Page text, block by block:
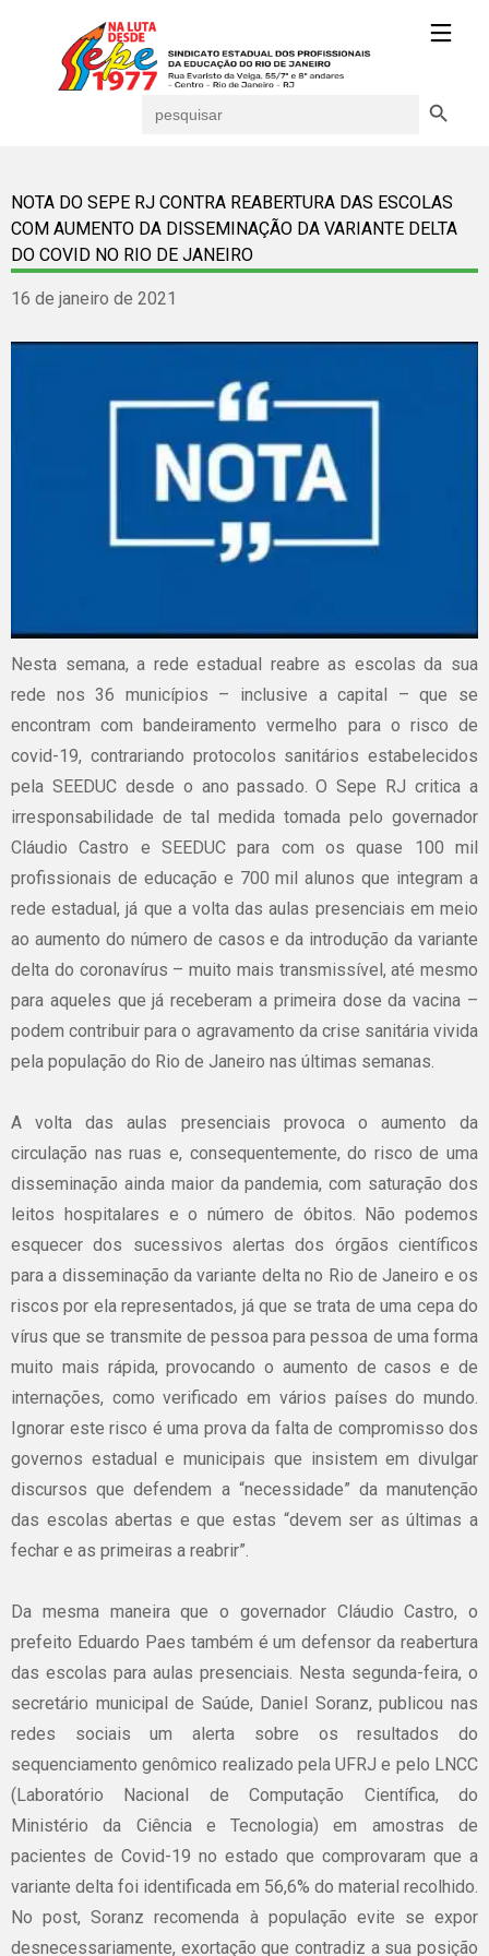
for:
NOTA DO SEPE RJ CONTRA REABERTURA DAS ESCOLAS
COM AUMENTO DA DISSEMINAÇÃO DA VARIANTE DELTA
DO COVID NO RIO DE JANEIRO
16 de janeiro de 2021
Nesta semana, a rede estadual reabre as escolas da sua
rede nos 36 municípios – inclusive a capital – que se
encontram com bandeiramento vermelho para o risco de
covid-19, contrariando protocolos sanitários estabelecidos
pela SEEDUC desde o ano passado. O Sepe RJ critica a
irresponsabilidade de tal medida tomada pelo governador
Cláudio Castro e SEEDUC para com os quase 100 mil
profissionais de educação e 700 mil alunos que integram a
rede estadual, já que a volta das aulas presenciais em meio
ao aumento do número de casos e da introdução da variante
delta do coronavírus – muito mais transmissível, até mesmo
para aqueles que já receberam a primeira dose da vacina –
podem contribuir para o agravamento da crise sanitária vivida
pela população do Rio de Janeiro nas últimas semanas.
A volta das aulas presenciais provoca o aumento da
circulação nas ruas e, consequentemente, do risco de uma
disseminação ainda maior da pandemia, com saturação dos
leitos hospitalares e o número de óbitos. Não podemos
esquecer dos sucessivos alertas dos órgãos científicos
para a disseminação da variante delta no Rio de Janeiro e os
riscos por ela representados, já que se trata de uma cepa do
vírus que se transmite de pessoa para pessoa de uma forma
muito mais rápida, provocando o aumento de casos e de
internações, como verificado em vários países do mundo.
Ignorar este risco é uma prova da falta de compromisso dos
governos estadual e municipais que insistem em divulgar
discursos que defendem a “necessidade” da manutenção
das escolas abertas e que estas “devem ser as últimas a
fechar e as primeiras a reabrir”.
Da mesma maneira que o governador Cláudio Castro, o
prefeito Eduardo Paes também é um defensor da reabertura
das escolas para aulas presenciais. Nesta segunda-feira, o
secretário municipal de Saúde, Daniel Soranz, publicou nas
redes sociais um alerta sobre os resultados do
sequenciamento genômico realizado pela UFRJ e pelo LNCC
(Laboratório Nacional de Computação Científica, do
Ministério da Ciência e Tecnologia) em amostras de
pacientes de Covid-19 no estado que comprovaram que a
variante delta foi identificada em 56,6% do material recolhido.
No post, Soranz recomenda à população evite se expor
desnecessariamente, exortação que contradiz a sua posição